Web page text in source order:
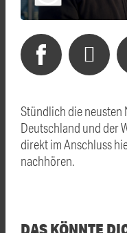
Stündlich die neusten
Deutschland und der
direkt im Anschluss
nachhören.
DAS KÖNNTE